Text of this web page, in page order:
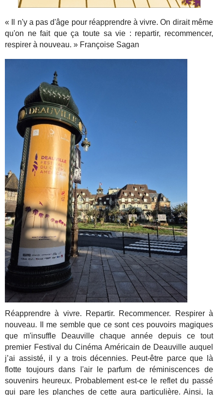
« Il n'y a pas d'âge pour réapprendre à vivre. On dirait même
qu'on ne fait que ça toute sa vie : repartir, recommencer,
respirer à nouveau. » Françoise Sagan
Réapprendre à vivre. Repartir. Recommencer. Respirer à
nouveau. Il me semble que ce sont ces pouvoirs magiques
que m'insuffle Deauville chaque année depuis ce tout
premier Festival du Cinéma Américain de Deauville auquel
j’ai assisté, il y a trois décennies. Peut-être parce que là
flotte toujours dans l'air le parfum de réminiscences de
souvenirs heureux. Probablement est-ce le reflet du passé
qui pare les planches de cette aura particulière. Ainsi, la